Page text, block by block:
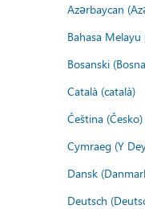
Azərbaycan
Bahasa Melayu
Bosanski
Català (català)
Čeština (Česko)
Cymraeg (Y
Dansk
Deutsch